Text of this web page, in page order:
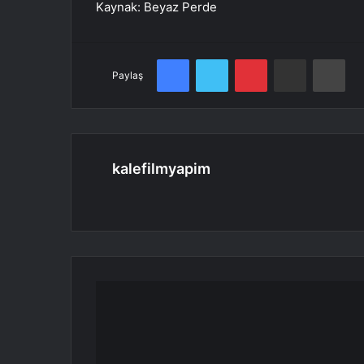
Kaynak: Beyaz Perde
Paylaş
FacebookTwitter Pinterest E-Posta ile paylaş
kalefilmyapim